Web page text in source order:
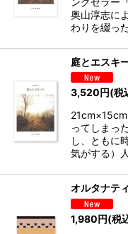
奥山淳志に
わりを綴っ
庭とエスキ
3,520円(税
ってしまっ
し、ともに
気がする）
オルタナテ
1,980円(税